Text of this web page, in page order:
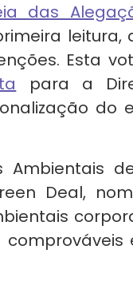
das
leitura,
Esta
para a
do
Ambientais
Deal,